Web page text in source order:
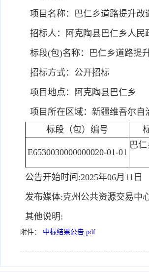
项目名称：巴仁乡道路提升改
招标人：阿克陶县巴仁乡人民
标段(包)名称：巴仁乡道路提
招标方式：公开招标
项目地点：阿克陶县巴仁乡
项目所在区域：新疆维吾尔自
标段（包）编号
E6530030000000020-01-01
巴
公告开始时间:2025年06月11日
发布媒体:克州公共资源交易中
其他说明:
附件： 中标结果公告.pdf